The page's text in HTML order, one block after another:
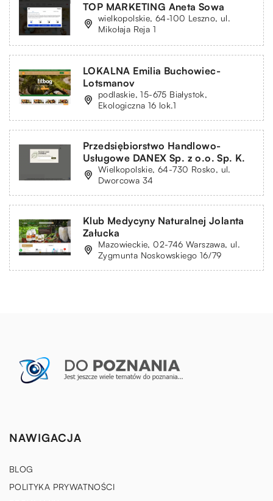
TOP MARKETING Aneta Sowa
wielkopolskie, 64-100 Leszno, ul.
Mikołaja Reja 1
LOKALNA Emilia Buchowiec-
Lotsmanov
podlaskie, 15-675 Białystok,
Ekologiczna 16 lok.1
Przedsiębiorstwo Handlowo-
Usługowe DANEX Sp. z o.o. Sp. K.
Wielkopolskie, 64-730 Rosko, ul.
Dworcowa 34
Klub Medycyny Naturalnej Jolanta
Załucka
Mazowieckie, 02-746 Warszawa, ul.
Zygmunta Noskowskiego 16/79
NAWIGACJA
BLOG
POLITYKA PRYWATNOŚCI